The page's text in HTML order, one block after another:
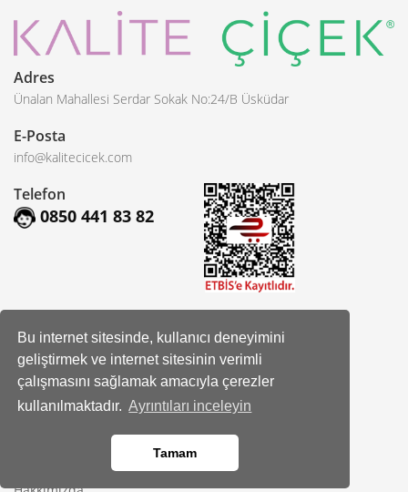
Bu internet sitesinde, kullanıcı deneyimini
geliştirmek ve internet sitesinin verimli
çalışmasını sağlamak amacıyla çerezler
kullanılmaktadır. Ayrıntıları inceleyin
Tamam
Adres
Ünalan Mahallesi Serdar Sokak No:24/B Üsküdar
E-Posta
info@kalitecicek.com
Telefon
0850 441 83 82
Sosyal Hesaplarımız
Facebook
Instagram